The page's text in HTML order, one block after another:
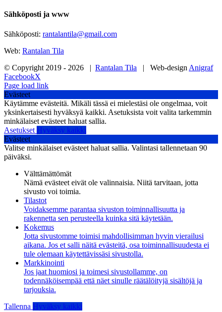
Sähköposti ja www
Sähköposti: rantalantila@gmail.com
Web: Rantalan Tila
© Copyright 2019 - 2026 | Rantalan Tila | Web-design Anigraf
FacebookX
Page load link
Evästeet
Käytämme evästeitä. Mikäli tässä ei mielestäsi ole ongelmaa, voit
yksinkertaisesti hyväksyä kaikki. Asetuksista voit valita tarkemmin
minkälaiset evästeet haluat sallia.
Asetukset Hyväksy kaikki
Evästeet
Valitse minkälaiset evästeet haluat sallia. Valintasi tallennetaan 90
päiväksi.
Välttämättömät
Nämä evästeet eivät ole valinnaisia. Niitä tarvitaan, jotta
sivusto voi toimia.
Tilastot
Voidaksemme parantaa sivuston toiminnallisuutta ja
rakennetta sen perusteella kuinka sitä käytetään.
Kokemus
Jotta sivustomme toimisi mahdollisimman hyvin vierailusi
aikana. Jos et salli näitä evästeitä, osa toiminnallisuudesta ei
tule olemaan käytettävissäsi sivustolla.
Markkinointi
Jos jaat huomiosi ja toimesi sivustollamme, on
todennäköisempää että näet sinulle räätälöityjä sisältöjä ja
tarjouksia.
Tallenna Hyväksy kaikki